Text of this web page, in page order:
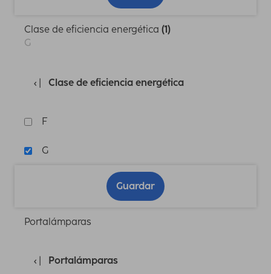
Clase de eficiencia energética (1)
G
Clase de eficiencia energética
F
G
Guardar
Portalámparas
Portalámparas